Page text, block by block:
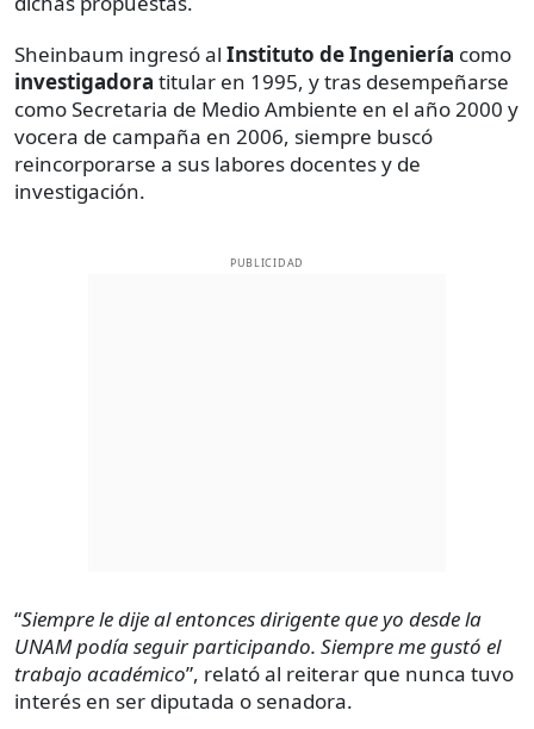
Sheinbaum ingresó al Instituto de Ingeniería como
investigadora titular en 1995, y tras desempeñarse
como Secretaria de Medio Ambiente en el año 2000 y
vocera de campaña en 2006, siempre buscó
reincorporarse a sus labores docentes y de
investigación.
PUBLICIDAD
“Siempre le dije al entonces dirigente que yo desde la
UNAM podía seguir participando. Siempre me gustó el
trabajo académico”, relató al reiterar que nunca tuvo
interés en ser diputada o senadora.